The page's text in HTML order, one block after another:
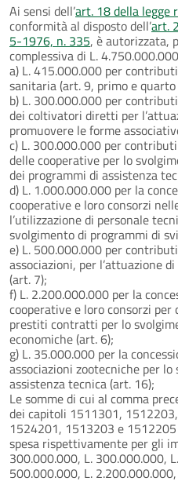
Ai sensi dell’art. 18 della legge
conformità al disposto dell’art.
5-1976, n. 335, è autorizzata,
complessiva di L.
a) L. 415.000.000 per
sanitaria (art. 9, primo e quarto
b) L. 300.000.000 per
dei coltivatori diretti per
promuovere le forme
c) L. 300.000.000 per
delle cooperative per lo
dei programmi di assistenza
d) L. 1.000.000.000 per la
cooperative e loro consorzi
l’utilizzazione di personale
svolgimento di programmi di
e) L. 500.000.000 per
associazioni, per l’attuazione
(art. 7);
f) L. 2.200.000.000 per la
cooperative e loro consorzi
prestiti contratti per lo
economiche (art. 6);
g) L. 35.000.000 per la
associazioni zootecniche per
assistenza tecnica (art. 16);
Le somme di cui al comma
dei capitoli 1511301,
1524201, 1513203 e
spesa rispettivamente per gli
300.000.000, L. 300.000.000,
500.000.000, L.